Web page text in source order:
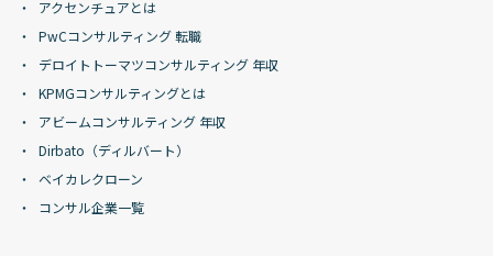
アクセンチュアとは
PwCコンサルティング 転職
デロイトトーマツコンサルティング 年収
KPMGコンサルティングとは
アビームコンサルティング 年収
Dirbato（ディルバート）
ベイカレクローン
コンサル企業一覧